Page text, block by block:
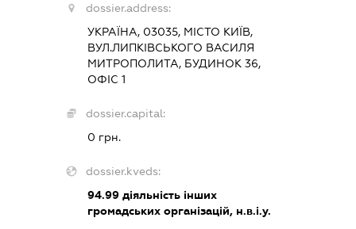
dossier.address:
УКРАЇНА, 03035, МІСТО КИЇВ,
ВУЛ.ЛИПКІВСЬКОГО ВАСИЛЯ
МИТРОПОЛИТА, БУДИНОК 36,
ОФІС 1
dossier.capital:
0 грн.
dossier.kveds:
94.99 діяльність інших
громадських організацій, н.в.і.у.